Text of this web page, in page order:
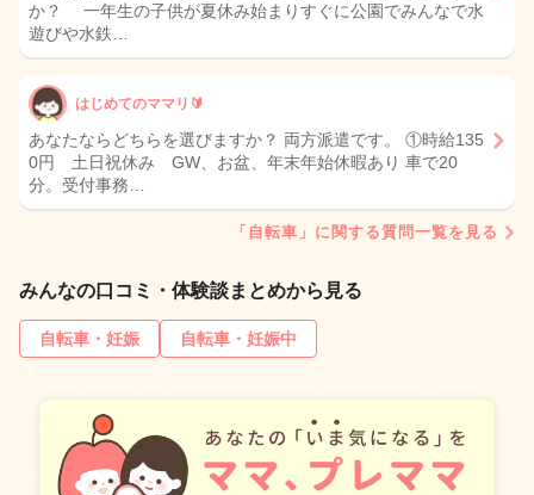
か？ 一年生の子供が夏休み始まりすぐに公園でみんなで水
遊びや水鉄…
はじめてのママリ🔰
あなたならどちらを選びますか？ 両方派遣です。 ①時給135
0円 土日祝休み GW、お盆、年末年始休暇あり 車で20
分。受付事務…
「自転車」に関する質問一覧を見る
みんなの口コミ・体験談まとめから見る
自転車・妊娠 自転車・妊娠中